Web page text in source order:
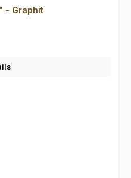
- Graphit